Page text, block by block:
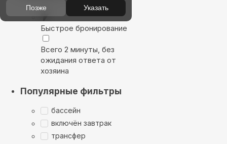
Быстрое бронирование
Всего 2 минуты, без
ожидания ответа от
хозяина
Популярные фильтры
бассейн
включён завтрак
трансфер
Позже Указать